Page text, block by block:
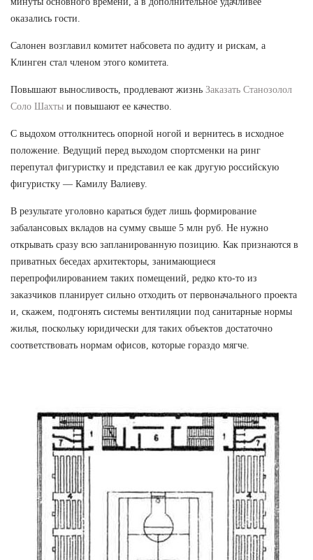
оказались гости.
Салонен возглавил комитет набсовета по аудиту и рискам, а
Клинген стал членом этого комитета.
Повышают выносливость, продлевают жизнь Заказать Станозолол
Соло Шахты и повышают ее качество.
С выдохом оттолкнитесь опорной ногой и вернитесь в исходное
положение. Ведущий перед выходом спортсменки на ринг
перепутал фигуристку и представил ее как другую российскую
фигуристку — Камилу Валиеву.
В результате уголовно караться будет лишь формирование
забалансовых вкладов на сумму свыше 5 млн руб. Не нужно
открывать сразу всю запланированную позицию. Как признаются в
приватных беседах архитекторы, занимающиеся
перепрофилированием таких помещений, редко кто-то из
заказчиков планирует сильно отходить от первоначального проекта
и, скажем, подгонять системы вентиляции под санитарные нормы
жилья, поскольку юридически для таких объектов достаточно
соответствовать нормам офисов, которые гораздо мягче.